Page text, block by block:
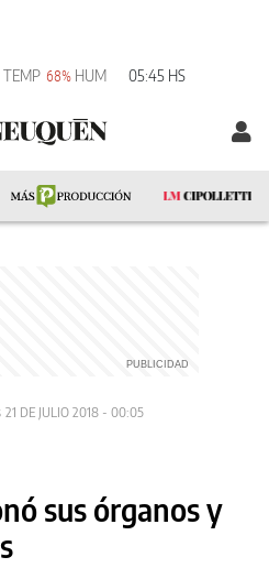
TEMP 68% HUM 05:45 HS
21 DE JULIO 2018 - 00:05
sus órganos y